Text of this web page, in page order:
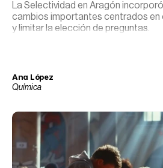
La Selectividad en Aragón
cambios importantes centrados en
y limitar la elección de preguntas.
Ana López
Química